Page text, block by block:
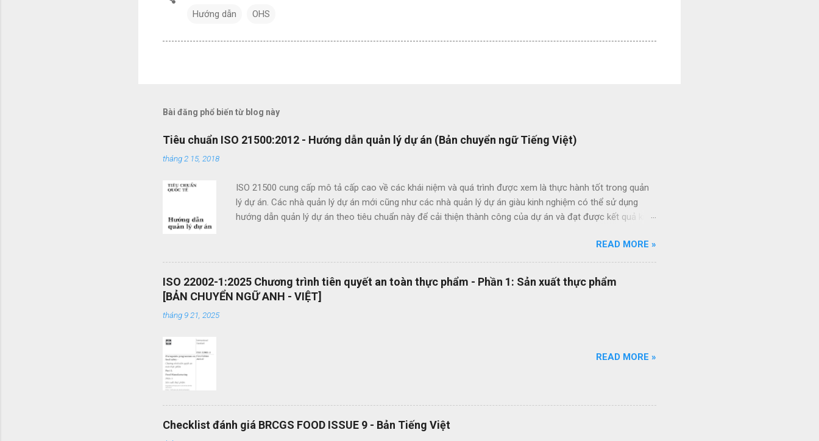
Hướng dẫn OHS
Bài đăng phổ biến từ blog này
Tiêu chuẩn ISO 21500:2012 - Hướng dẫn quản lý dự án (Bản chuyển ngữ Tiếng Việt)
tháng 2 15, 2018
ISO 21500 cung cấp mô tả cấp cao về các khái niệm và quá trình được xem là thực hành tốt trong quản
lý dự án. Các nhà quản lý dự án mới cũng như các nhà quản lý dự án giàu kinh nghiệm có thể sử dụng
hướng dẫn quản lý dự án theo tiêu chuẩn này để cải thiện thành công của dự án và đạt được kết quả kinh
các tổ chức nhằm nâng cao chất lượng dự án Tạo thuận lợi cho quá trình đấu thầu hiệu quả thông qua
việc sử dụng thuật ngữ quản lý dự án một cách nhất quán Cho phép sự linh hoạt của nhân viên quản lý dự
án và khả năng làm việc trong các dự án quốc tế Cung cấp các nguyên tắc và quy trình quản lý dự án
mang tính phổ quát OEMS Chuyển đổi số quy trình thật đơn giản. Hiện tại bộ quy trình ISO của bạn đang
được vận hành dạng bản in? OEMS là một công cụ tuyệt vời giúp bạn chuyển đổi số bộ quy trình của
READ MORE »
ISO 22002-1:2025 Chương trình tiên quyết an toàn thực phẩm - Phần 1: Sản xuất thực phẩm
[BẢN CHUYỂN NGỮ ANH - VIỆT]
tháng 9 21, 2025
READ MORE »
Checklist đánh giá BRCGS FOOD ISSUE 9 - Bản Tiếng Việt